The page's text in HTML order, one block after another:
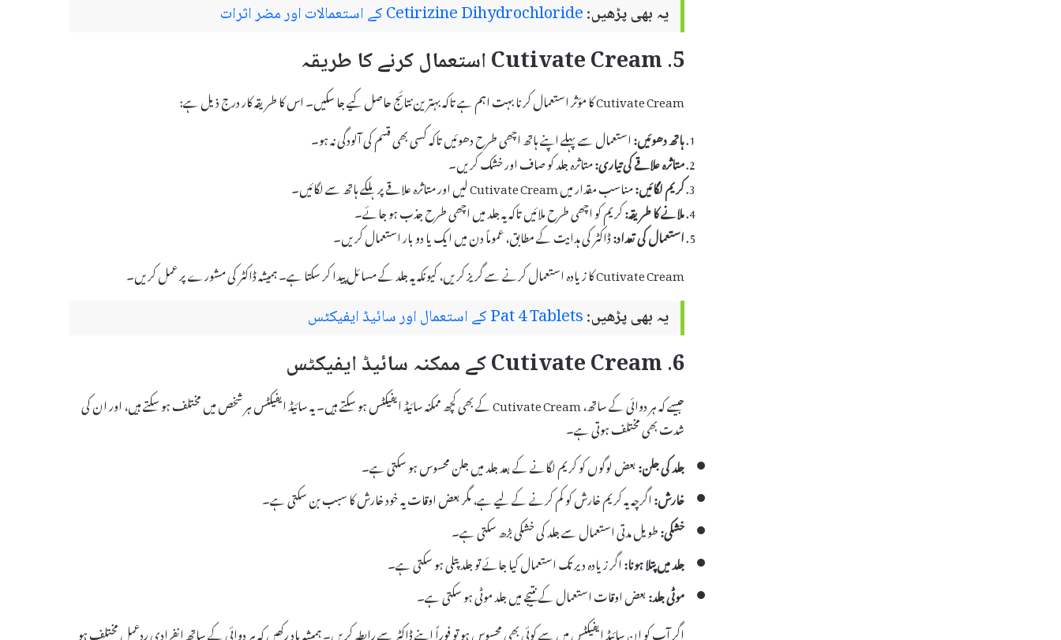
یہ بھی پڑھیں:Cetirizine Dihydrochloride کے استعمالات اور مضر اثرات
5. Cutivate Cream استعمال کرنے کا طریقہ
Cutivate Cream کا مؤثر استعمال کرنا بہت اہم ہے تاکہ بہترین نتائج حاصل کیے جا سکیں۔ اس کا طریقہ کار درج ذیل ہے:
ہاتھ دھوئیں:استعمال سے پہلے اپنے ہاتھ اچھی طرح دھوئیں تاکہ کسی بھی قسم کی آلودگی نہ ہو۔
متاثرہ علاقے کی تیاری:متاثرہ جلد کو صاف اور خشک کریں۔
کریم لگائیں:مناسب مقدار میں Cutivate Cream لیں اور متاثرہ علاقے پر ہلکے ہاتھ سے لگائیں۔
ملانے کا طریقہ:کریم کو اچھی طرح ملائیں تاکہ یہ جلد میں اچھی طرح جذب ہو جائے۔
استعمال کی تعداد:ڈاکٹر کی ہدایت کے مطابق، عموماً دن میں ایک یا دو بار استعمال کریں۔
Cutivate Cream کا زیادہ استعمال کرنے سے گریز کریں، کیونکہ یہ جلد کے مسائل پیدا کر سکتا ہے۔ ہمیشہ ڈاکٹر کی مشورے پر عمل کریں۔
یہ بھی پڑھیں:Pat 4 Tablets کے استعمال اور سائیڈ ایفیکٹس
6. Cutivate Cream کے ممکنہ سائیڈ ایفیکٹس
جیسے کہ ہر دوائی کے ساتھ، Cutivate Cream کے بھی کچھ ممکنہ سائیڈ ایفیکٹس ہو سکتے ہیں۔ یہ سائیڈ ایفیکٹس ہر شخص میں مختلف ہو سکتے ہیں، اور ان کی
شدت بھی مختلف ہوتی ہے۔
جلد کی جلن:بعض لوگوں کو کریم لگانے کے بعد جلد میں جلن محسوس ہو سکتی ہے۔
خارش:اگرچہ یہ کریم خارش کو کم کرنے کے لیے ہے، مگر بعض اوقات یہ خود خارش کا سبب بن سکتی ہے۔
خشکی:طویل مدتی استعمال سے جلد کی خشکی بڑھ سکتی ہے۔
جلد میں پتلا ہونا:اگر زیادہ دیر تک استعمال کیا جائے تو جلد پتلی ہو سکتی ہے۔
موٹی جلد:بعض اوقات استعمال کے نتیجے میں جلد موٹی ہو سکتی ہے۔
اگر آپ کو ان سائیڈ ایفیکٹس میں سے کوئی بھی محسوس ہو تو فوراً اپنے ڈاکٹر سے رابطہ کریں۔ ہمیشہ یاد رکھیں کہ ہر دوائی کے ساتھ انفرادی ردعمل مختلف ہو